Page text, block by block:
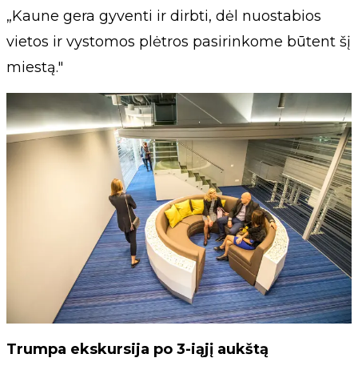
„Kaune gera gyventi ir dirbti, dėl nuostabios
vietos ir vystomos plėtros pasirinkome būtent šį
miestą."
Trumpa ekskursija po 3-iąjį aukštą